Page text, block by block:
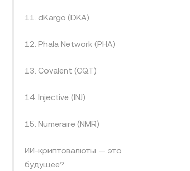
11. dKargo (DKA)
12. Phala Network (PHA)
13. Covalent (CQT)
14. Injective (INJ)
15. Numeraire (NMR)
ИИ-криптовалюты — это
будущее?